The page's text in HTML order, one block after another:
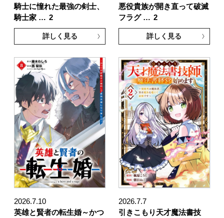
騎士に憧れた最強の剣士、
騎士家 … 2
詳しく見る
悪役貴族が開き直って破滅
フラグ … 2
詳しく見る
2026.7.10
英雄と賢者の転生婚～かつ
2026.7.7
引きこもり天才魔法書技